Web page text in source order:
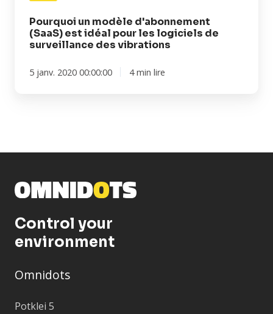
surveillance
des
vibrations
Pourquoi un modèle d'abonnement
(SaaS) est idéal pour les logiciels de
surveillance des vibrations
5 janv. 2020 00:00:00 4 min lire
Control your
environment
Omnidots
Potklei 5